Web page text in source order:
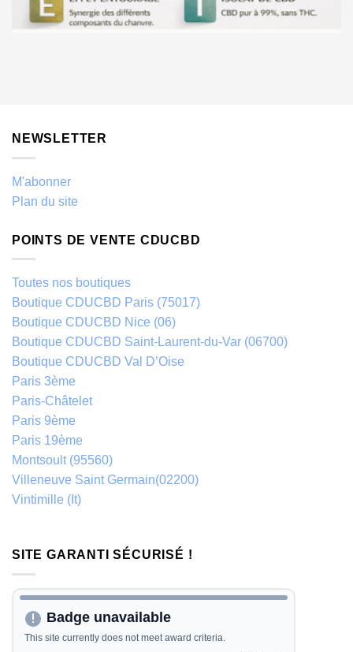
NEWSLETTER
M'abonner
Plan du site
POINTS DE VENTE CDUCBD
Toutes nos boutiques
Boutique CDUCBD Paris (75017)
Boutique CDUCBD Nice (06)
Boutique CDUCBD Saint-Laurent-du-Var (06700)
Boutique CDUCBD Val D’Oise
Paris 3ème
Paris-Châtelet
Paris 9ème
Paris 19ème
Montsoult (95560)
Villeneuve Saint Germain(02200)
Vintimille (It)
SITE GARANTI SÉCURISÉ !